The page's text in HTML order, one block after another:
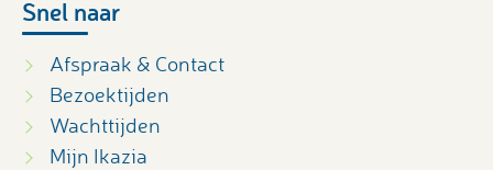
Snel naar
Afspraak & Contact
Bezoektijden
Wachttijden
Mijn Ikazia